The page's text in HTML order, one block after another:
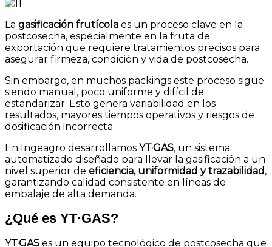
La gasificación frutícola es un proceso clave en la
postcosecha, especialmente en la fruta de
exportación que requiere tratamientos precisos para
asegurar firmeza, condición y vida de postcosecha.
Sin embargo, en muchos packings este proceso sigue
siendo manual, poco uniforme y difícil de
estandarizar. Esto genera variabilidad en los
resultados, mayores tiempos operativos y riesgos de
dosificación incorrecta.
En Ingeagro desarrollamos YT·GAS, un sistema
automatizado diseñado para llevar la gasificación a un
nivel superior de eficiencia, uniformidad y trazabilidad,
garantizando calidad consistente en líneas de
embalaje de alta demanda.
¿Qué es YT·GAS?
YT·GAS es un equipo tecnológico de postcosecha que